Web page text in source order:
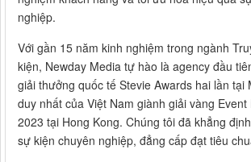
nghiệp.
Với gần 15 năm kinh nghiệm trong ngành
kiện, Newday Media tự hào là agency đầu
giải thưởng quốc tế Stevie Awards hai lần tại
duy nhất của Việt Nam giành giải vàng
2023 tại Hong Kong. Chúng tôi đã khẳng
sự kiện chuyên nghiệp, đẳng cấp đạt tiêu